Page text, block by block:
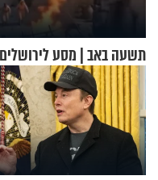
תשעה באב | מסע